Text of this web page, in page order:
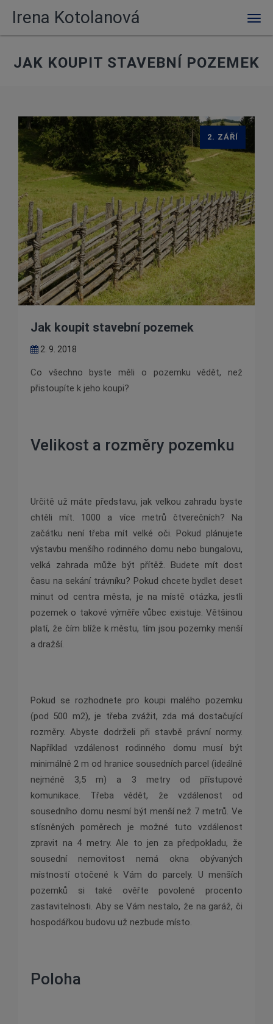
Irena Kotolanová
JAK KOUPIT STAVEBNÍ POZEMEK
Jak koupit stavební pozemek
2. 9. 2018
2. ZÁŘÍ
Co všechno byste měli o pozemku vědět, než
přistoupíte k jeho koupi?
Velikost a rozměry pozemku
Určitě už máte představu, jak velkou zahradu byste
chtěli mít. 1000 a více metrů čtverečních? Na
začátku není třeba mít velké oči. Pokud plánujete
výstavbu menšího rodinného domu nebo bungalovu,
velká zahrada může být přítěž. Budete mít dost
času na sekání trávníku? Pokud chcete bydlet deset
minut od centra města, je na místě otázka, jestli
pozemek o takové výměře vůbec existuje. Většinou
platí, že čím blíže k městu, tím jsou pozemky menší
a dražší.
Pokud se rozhodnete pro koupi malého pozemku
(pod 500 m2), je třeba zvážit, zda má dostačující
rozměry. Abyste dodrželi při stavbě právní normy.
Například vzdálenost rodinného domu musí být
minimálně 2 m od hranice sousedních parcel (ideálně
nejméně 3,5 m) a 3 metry od přístupové
komunikace. Třeba vědět, že vzdálenost od
sousedního domu nesmí být menší než 7 metrů. Ve
stísněných poměrech je možné tuto vzdálenost
zpravit na 4 metry. Ale to jen za předpokladu, že
sousední nemovitost nemá okna obývaných
místností otočené k Vám do parcely. U menších
pozemků si také ověřte povolené procento
zastavitelnosti. Aby se Vám nestalo, že na garáž, či
hospodářkou budovu už nezbude místo.
Poloha